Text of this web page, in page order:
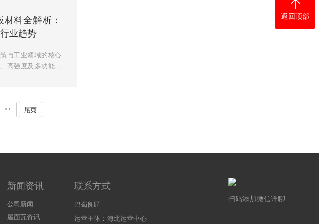
料全解析：
业趋势
与工业领域的核心
高强度及多功能特
>> 尾页
新闻资讯
公司新闻
屋面瓦资讯
联系方式
巴蜀良匠
运营主体：海北运营中心
扫码添加微信详聊
返回顶部